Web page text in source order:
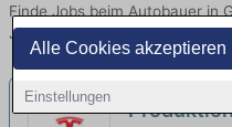
Alle Cookies akzeptieren
Einstellungen
Finde Jobs beim Autobauer in
Jetzt bewerben!